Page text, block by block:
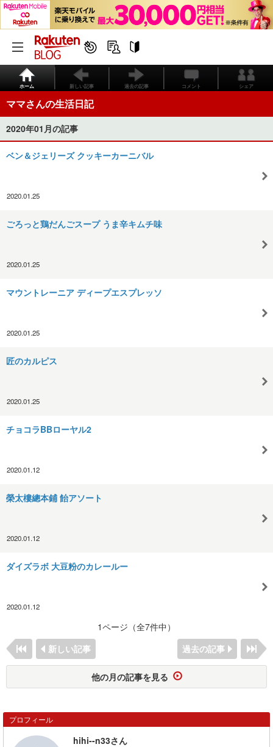
ホーム 新しい記事 過去の記事 コメント シェア
ママさんの生活日記
2020年01月の記事
ベン＆ジェリーズ クッキーカーニバル
2020.01.25
ごろっと鶏だんごスープ うま辛キムチ味
2020.01.25
マウントレーニア ディープエスプレッソ
2020.01.25
匠のカルピス
2020.01.25
チョコラBBローヤル2
2020.01.12
榮太樓總本鋪 飴アソート
2020.01.12
ダイズラボ 大豆粉のカレールー
2020.01.12
1ページ（全7件中）
新しい記事
過去の記事
他の月の記事を見る
プロフィール
hihi--n33さん